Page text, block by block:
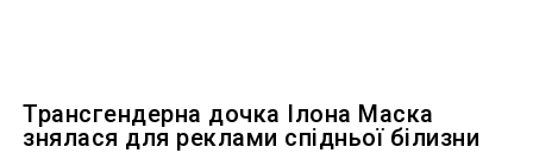
Трансгендерна дочка Ілона Маска
знялася для реклами спідньої білизни